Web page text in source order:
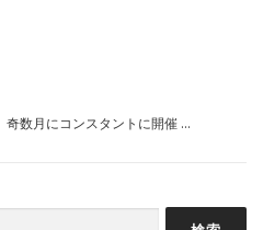
数月にコンスタントに開催 …